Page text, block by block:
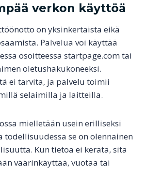
verkon käyttöä
on yksinkertaista eikä
Palvelua voi käyttää
osoitteessa startpage.com tai
oletushakukoneeksi.
ei tarvita, ja palvelu toimii
selaimilla ja laitteilla.
mielletään usein erilliseksi
todellisuudessa se on olennainen
Kun tietoa ei kerätä, sitä
väärinkäyttää, vuotaa tai